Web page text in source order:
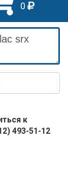
0
к
493-51-12